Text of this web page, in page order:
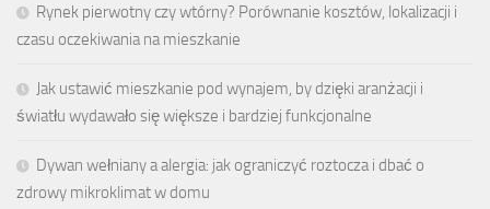
Rynek pierwotny czy wtórny? Porównanie kosztów, lokalizacji i
czasu oczekiwania na mieszkanie
Jak ustawić mieszkanie pod wynajem, by dzięki aranżacji i
światłu wydawało się większe i bardziej funkcjonalne
Dywan wełniany a alergia: jak ograniczyć roztocza i dbać o
zdrowy mikroklimat w domu